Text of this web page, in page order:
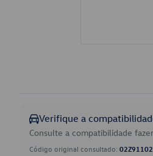
Verifique a
Consulte a compatibilidade
Código original consultado: